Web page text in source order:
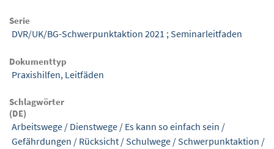
Serie
DVR/UK/BG-Schwerpunktaktion 2021 ; Seminarleitfaden
Dokumenttyp
Praxishilfen, Leitfäden
Schlagwörter
(DE)
Arbeitswege / Dienstwege / Es kann so einfach sein /
Gefährdungen / Rücksicht / Schulwege / Schwerpunktaktion /